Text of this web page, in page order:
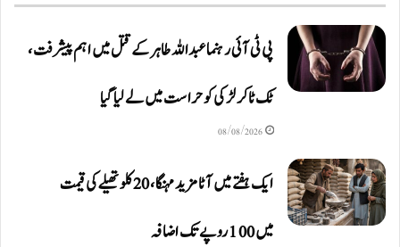
پی ٹی آئی رہنما عبداللہ طاہر کے قتل میں اہم پیشرفت،
ٹک ٹاکر لڑکی کو حراست میں لے لیا گیا
08/08/2026
ایک ہفتے میں آٹا مزید مہنگا، 20 کلو تھیلے کی قیمت
میں 100 روپے تک اضافہ